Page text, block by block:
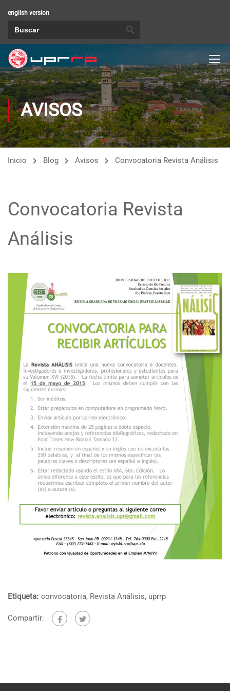
english version
AVISOS
Inicio Blog Avisos Convocatoria Revista Análisis
Convocatoria Revista
Análisis
Etiqueta: convocatoria, Revista Análisis, uprrp
Compartir: